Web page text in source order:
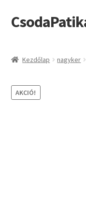
Ugrás
a
Kilépés
a
Adatvédelmi
Kezdőlap nagyker
AKCIÓ!